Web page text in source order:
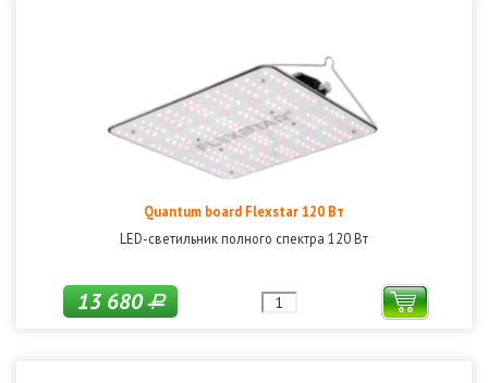
Quantum board Flexstar 120 Вт
LED-светильник полного спектра 120 Вт
13 680Р